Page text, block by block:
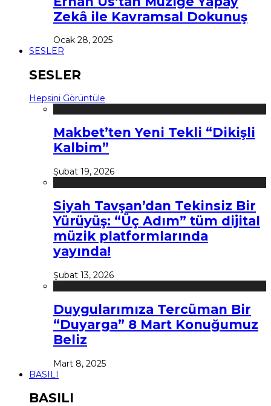
Zekâ ile Kavramsal Dokunuş
Ocak 28, 2025
SESLER
SESLER
Hepsini Görüntüle
Makbet’ten Yeni Tekli “Dikişli
Kalbim”
Şubat 19, 2026
Siyah Tavşan’dan Tekinsiz Bir
Yürüyüş: “Üç Adım” tüm dijital
müzik platformlarında
yayında!
Şubat 13, 2026
Duygularımıza Tercüman Bir
“Duyarga” 8 Mart Konuğumuz
Beliz
Mart 8, 2025
BASILI
BASILI